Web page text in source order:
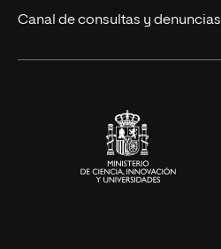
Eventos
Canal de consultas y denuncias